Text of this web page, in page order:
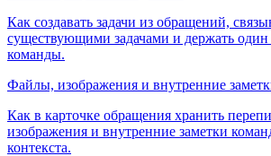
Как создавать задачи из обращений,
существующими задачами и держать один
команды.
Файлы, изображения и внутренние
Как в карточке обращения хранить
изображения и внутренние заметки
контекста.